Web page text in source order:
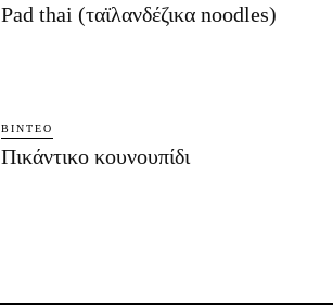
Pad thai (ταϊλανδέζικα noodles)
ΒΊΝΤΕΟ
Πικάντικο κουνουπίδι